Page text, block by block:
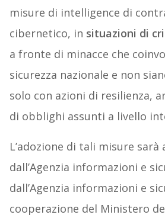
misure di intelligence di
cibernetico, in situazioni di
a fronte di minacce che
sicurezza nazionale e non
solo con azioni di resilienza,
di obblighi assunti a livello
L’adozione di tali misure
dall’Agenzia informazioni e
dall’Agenzia informazioni e
cooperazione del Ministero